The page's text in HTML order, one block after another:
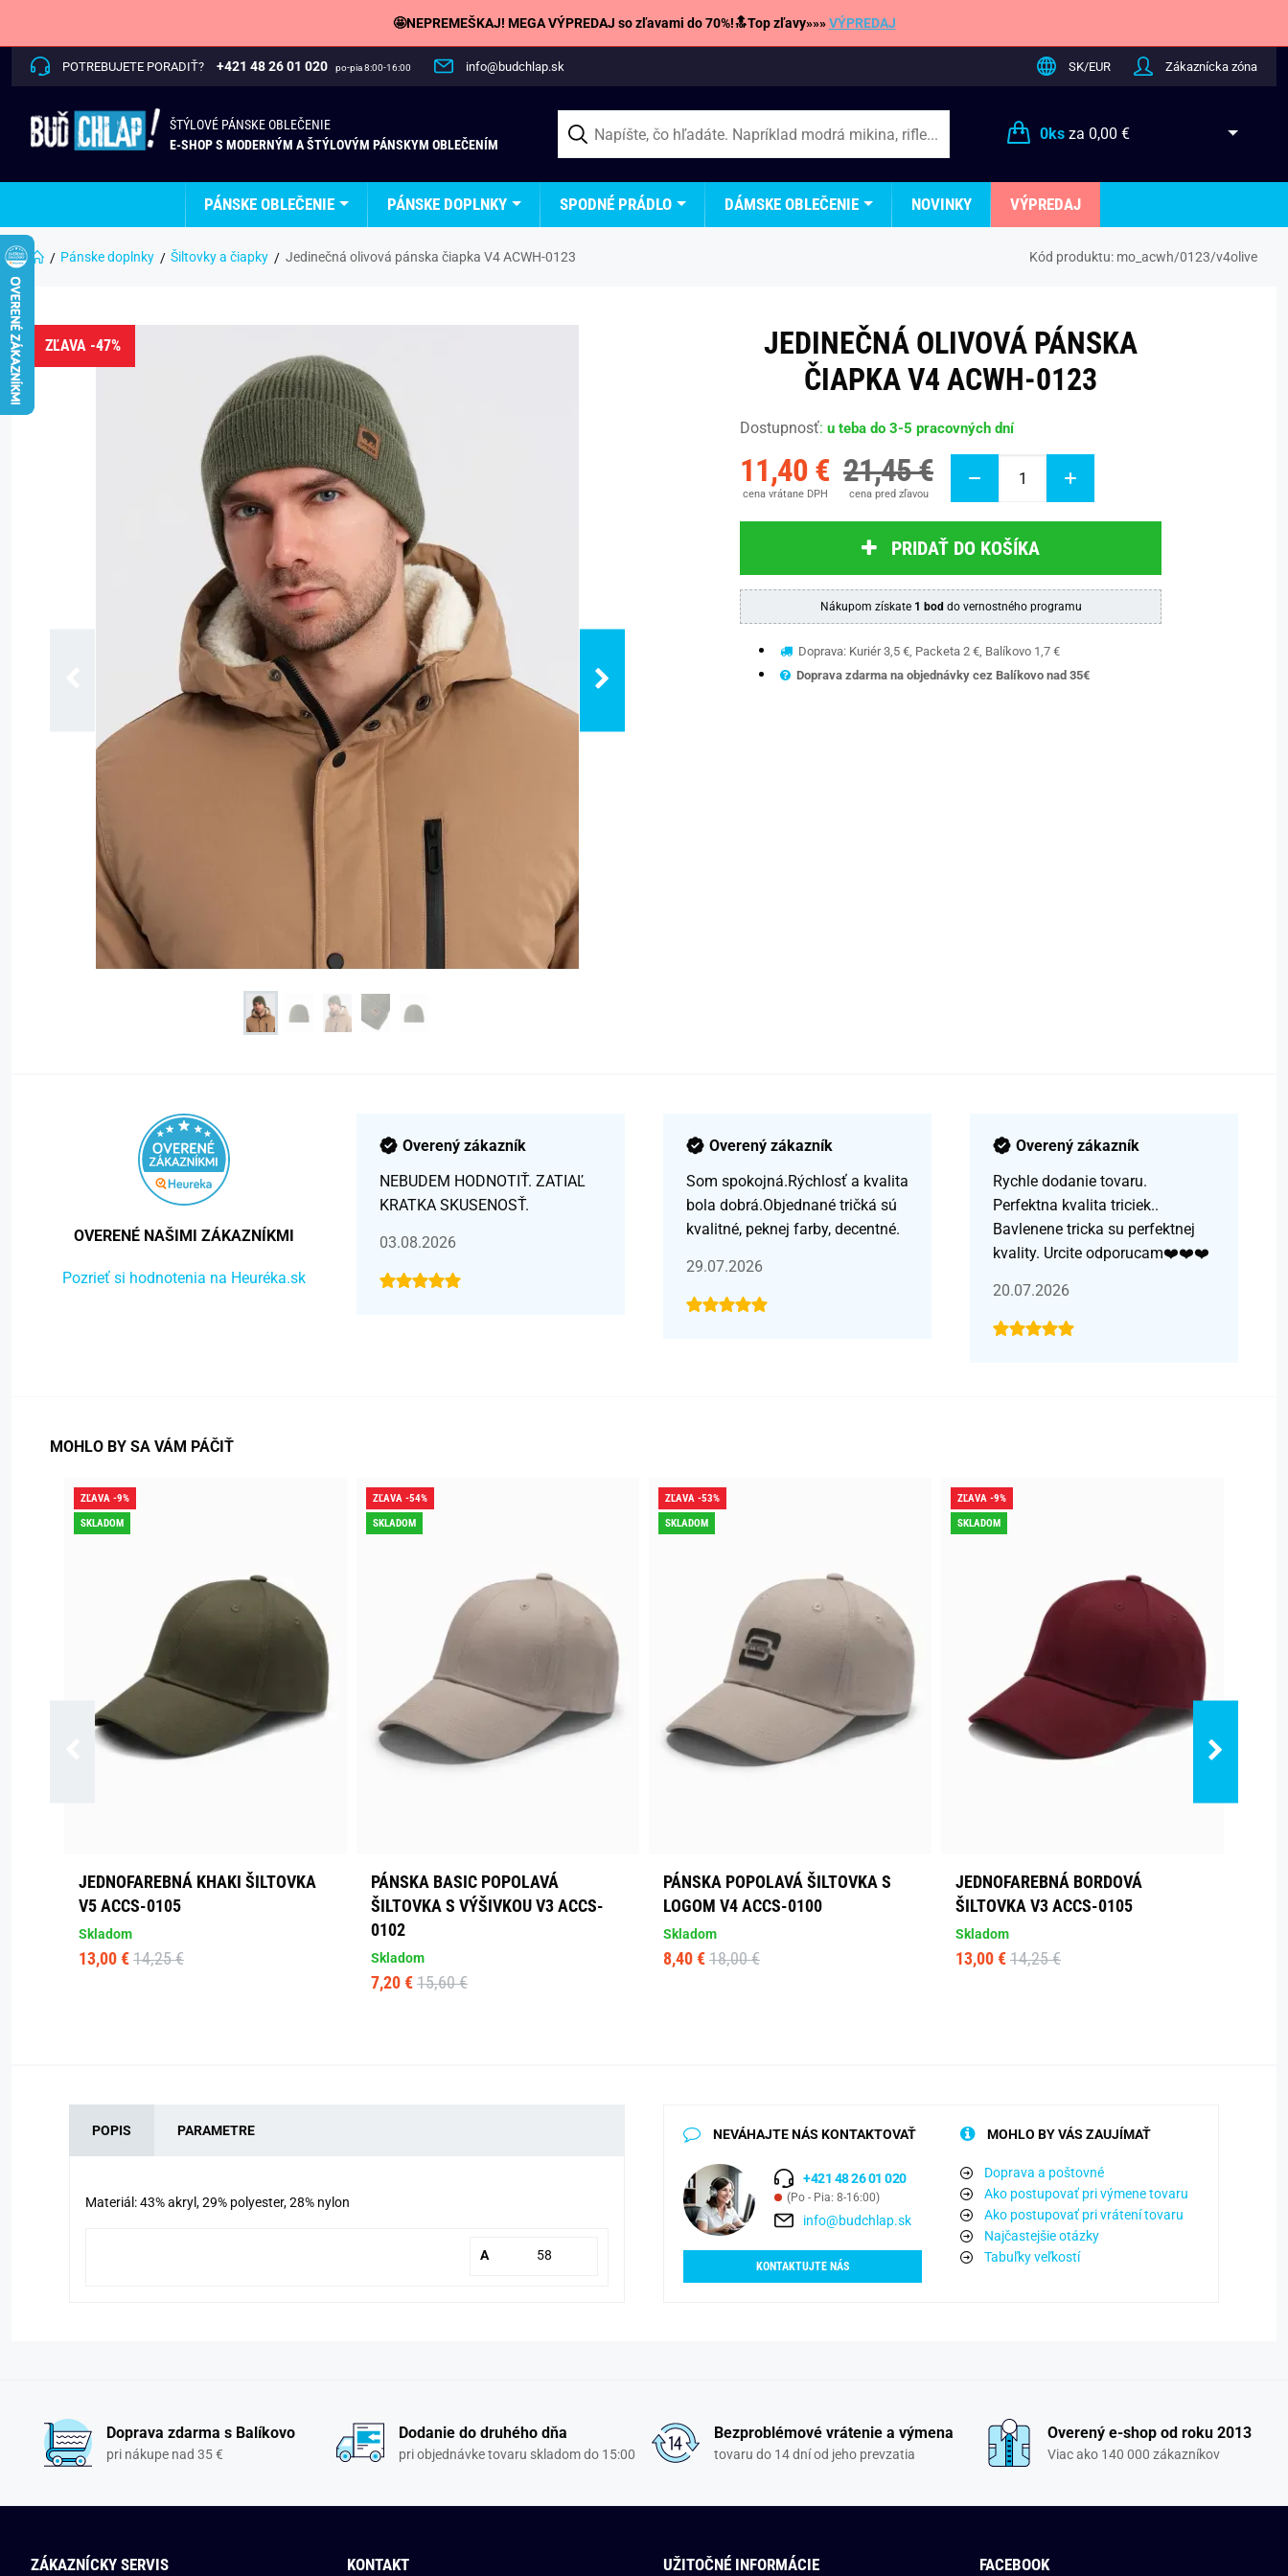
🤩NEPREMEŠKAJ! MEGA VÝPREDAJ so zľavami do 70%!🔝Top zľavy»»»VÝPREDAJ
POTREBUJETE PORADIŤ? +421 48 26 01 020 po-pia 8:00-16:00 info@budchlap.sk SK/EUR Zákaznícka zóna
ŠTÝLOVÉ PÁNSKE OBLEČENIE
E-SHOP S MODERNÝM A ŠTÝLOVÝM PÁNSKYM OBLEČENÍM
0ksza 0,00 €
PÁNSKE OBLEČENIE PÁNSKE DOPLNKY SPODNÉ PRÁDLO DÁMSKE OBLEČENIE NOVINKY VÝPREDAJ
Pánske doplnky Šiltovky a čiapky Jedinečná olivová pánska čiapka V4 ACWH-0123 Kód produktu: mo_acwh/0123/v4olive
ZĽAVA -47%
JEDINEČNÁ OLIVOVÁ PÁNSKA
ČIAPKA V4 ACWH-0123
Dostupnosť: u teba do 3-5 pracovných dní
11,40 €
cena vrátane DPH
21,45 €
cena pred zľavou
PRIDAŤ DO KOŠÍKA
Nákupom získate 1 bod do vernostného programu
Doprava: Kuriér 3,5 €, Packeta 2 €, Balíkovo 1,7 €
Doprava zdarma na objednávky cez Balíkovo nad 35€
OVERENÉ NAŠIMI ZÁKAZNÍKMI
Pozrieť si hodnotenia na Heuréka.sk
Overený zákazník
NEBUDEM HODNOTIŤ. ZATIAĽ
KRATKA SKUSENOSŤ.
03.08.2026
Overený zákazník
Som spokojná.Rýchlosť a kvalita
bola dobrá.Objednané tričká sú
kvalitné, peknej farby, decentné.
29.07.2026
Overený zákazník
Rychle dodanie tovaru.
Perfektna kvalita triciek..
Bavlenene tricka su perfektnej
kvality. Urcite odporucam❤️❤️❤️
20.07.2026
MOHLO BY SA VÁM PÁČIŤ
ZĽAVA -9%
SKLADOM
JEDNOFAREBNÁ KHAKI ŠILTOVKA
V5 ACCS-0105
Skladom
13,00 € 14,25 €
ZĽAVA -54%
SKLADOM
PÁNSKA BASIC POPOLAVÁ
ŠILTOVKA S VÝŠIVKOU V3 ACCS-
0102
Skladom
7,20 € 15,60 €
ZĽAVA -53%
SKLADOM
PÁNSKA POPOLAVÁ ŠILTOVKA S
LOGOM V4 ACCS-0100
Skladom
8,40 € 18,00 €
ZĽAVA -9%
SKLADOM
JEDNOFAREBNÁ BORDOVÁ
ŠILTOVKA V3 ACCS-0105
Skladom
13,00 € 14,25 €
POPIS PARAMETRE
Materiál: 43% akryl, 29% polyester, 28% nylon
A 58
NEVÁHAJTE NÁS KONTAKTOVAŤ
+421 48 26 01 020
(Po - Pia: 8-16:00)
info@budchlap.sk
KONTAKTUJTE NÁS
MOHLO BY VÁS ZAUJÍMAŤ
Doprava a poštovné
Ako postupovať pri výmene tovaru
Ako postupovať pri vrátení tovaru
Najčastejšie otázky
Tabuľky veľkostí
Doprava zdarma s Balíkovo
pri nákupe nad 35 €
Dodanie do druhého dňa
pri objednávke tovaru skladom do 15:00
Bezproblémové vrátenie a výmena
tovaru do 14 dní od jeho prevzatia
Overený e-shop od roku 2013
Viac ako 140 000 zákazníkov
ZÁKAZNÍCKY SERVIS KONTAKT UŽITOČNÉ INFORMÁCIE FACEBOOK